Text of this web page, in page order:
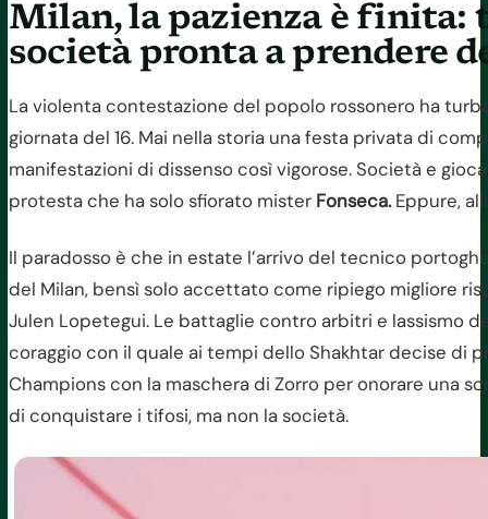
Milan, la pazienza è
società pronta a prendere
La violenta contestazione del popolo rossonero ha
giornata del 16. Mai nella storia una festa privata di
manifestazioni di dissenso così vigorose. Società e
protesta che ha solo sfiorato mister Fonseca.Eppure,
Il paradosso è che in estate l’arrivo del tecnico
del Milan, bensì solo accettato come ripiego migliore
Julen Lopetegui. Le battaglie contro arbitri e lassismo
coraggio con il quale ai tempi dello Shakhtar decise di
Champions con la maschera di Zorro per onorare una
di conquistare i tifosi, ma non la società.